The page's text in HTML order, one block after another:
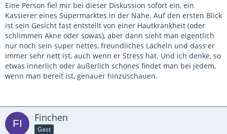
Eine Person fiel mir bei dieser Diskussion sofort ein, ein
Kassierer eines Supermarktes in der Nähe. Auf den ersten Blick
ist sein Gesicht fast entstellt von einer Hautkrankheit (oder
schlimmen Akne oder sowas), aber dann sieht man eigentlich
nur noch sein super nettes, freundliches Lächeln und dass er
immer sehr nett ist, auch wenn er Stress hat. Und ich denke, so
etwas innerlich oder äußerlich schönes findet man bei jedem,
wenn man bereit ist, genauer hinzuschauen.
Finchen
Gast